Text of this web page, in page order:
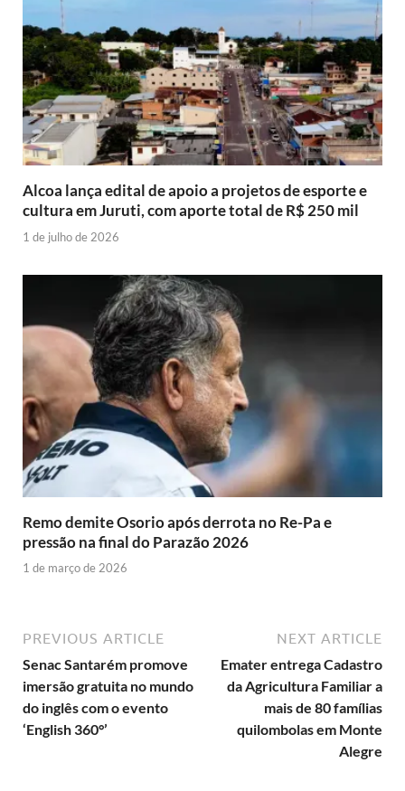
Alcoa lança edital de apoio a projetos de esporte e
cultura em Juruti, com aporte total de R$ 250 mil
1 de julho de 2026
Remo demite Osorio após derrota no Re-Pa e
pressão na final do Parazão 2026
1 de março de 2026
PREVIOUS ARTICLE
Senac Santarém promove
imersão gratuita no mundo
do inglês com o evento
‘English 360°’
NEXT ARTICLE
Emater entrega Cadastro
da Agricultura Familiar a
mais de 80 famílias
quilombolas em Monte
Alegre